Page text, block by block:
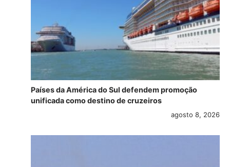
Países da América do Sul defendem promoção
unificada como destino de cruzeiros
agosto 8, 2026